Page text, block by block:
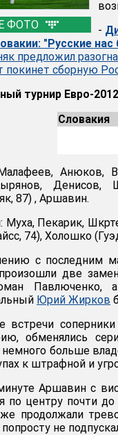
ФОТО
-
"Русские
предложил
покинет сборную
турнир Евро-
Словакия
Анюков,
Денисов,
87) , Аршавин.
Муха, Пекарик,
74), Холошко
с последним
две
Павлюченко,
Юрий Жирков
встречи
обменялись
немного больше
к штрафной и
Аршавин с
по центру почти
продолжали
не